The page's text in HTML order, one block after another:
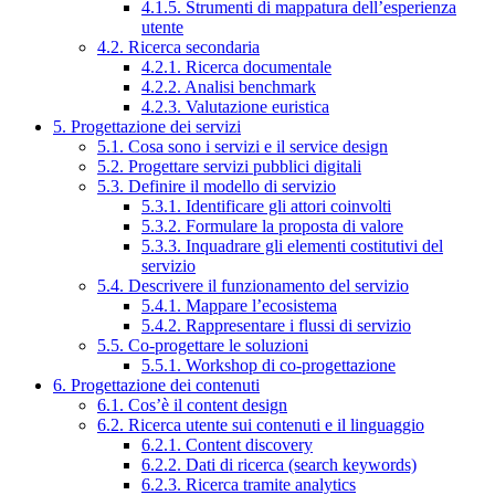
4.1.5. Strumenti di mappatura dell’esperienza
utente
4.2. Ricerca secondaria
4.2.1. Ricerca documentale
4.2.2. Analisi benchmark
4.2.3. Valutazione euristica
5. Progettazione dei servizi
5.1. Cosa sono i servizi e il service design
5.2. Progettare servizi pubblici digitali
5.3. Definire il modello di servizio
5.3.1. Identificare gli attori coinvolti
5.3.2. Formulare la proposta di valore
5.3.3. Inquadrare gli elementi costitutivi del
servizio
5.4. Descrivere il funzionamento del servizio
5.4.1. Mappare l’ecosistema
5.4.2. Rappresentare i flussi di servizio
5.5. Co-progettare le soluzioni
5.5.1. Workshop di co-progettazione
6. Progettazione dei contenuti
6.1. Cos’è il content design
6.2. Ricerca utente sui contenuti e il linguaggio
6.2.1. Content discovery
6.2.2. Dati di ricerca (search keywords)
6.2.3. Ricerca tramite analytics